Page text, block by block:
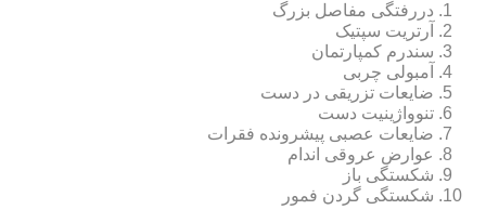
دررفتگی مفاصل بزرگ
آرتریت سپتیک
سندرم کمپارتمان
آمبولی چربی
ضایعات تزریقی در دست
تنوواژینیت دست
ضایعات عصبی پیشرونده فقرات
عوارض عروقی اندام
شکستگی باز
شکستگی گردن فمور